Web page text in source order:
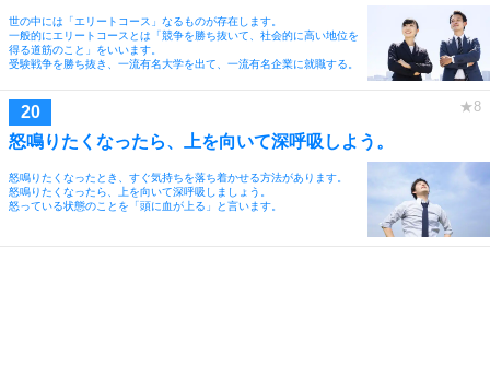
世の中には「エリートコース」なるものが存在します。
一般的にエリートコースとは「競争を勝ち抜いて、社会的に高い地位を
得る道筋のこと」をいいます。
受験戦争を勝ち抜き、一流有名大学を出て、一流有名企業に就職する。
怒鳴りたくなったら、上を向いて深呼吸しよう。
怒鳴りたくなったとき、すぐ気持ちを落ち着かせる方法があります。
怒鳴りたくなったら、上を向いて深呼吸しましょう。
怒っている状態のことを「頭に血が上る」と言います。